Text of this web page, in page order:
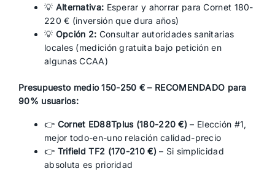
💡 Alternativa: Esperar y ahorrar para Cornet 180-
220 € (inversión que dura años)
💡 Opción 2: Consultar autoridades sanitarias
locales (medición gratuita bajo petición en
algunas CCAA)
Presupuesto medio 150-250 € – RECOMENDADO para
90% usuarios:
👉 Cornet ED88Tplus (180-220 €) – Elección #1,
mejor todo-en-uno relación calidad-precio
👉 Trifield TF2 (170-210 €)– Si simplicidad
absoluta es prioridad